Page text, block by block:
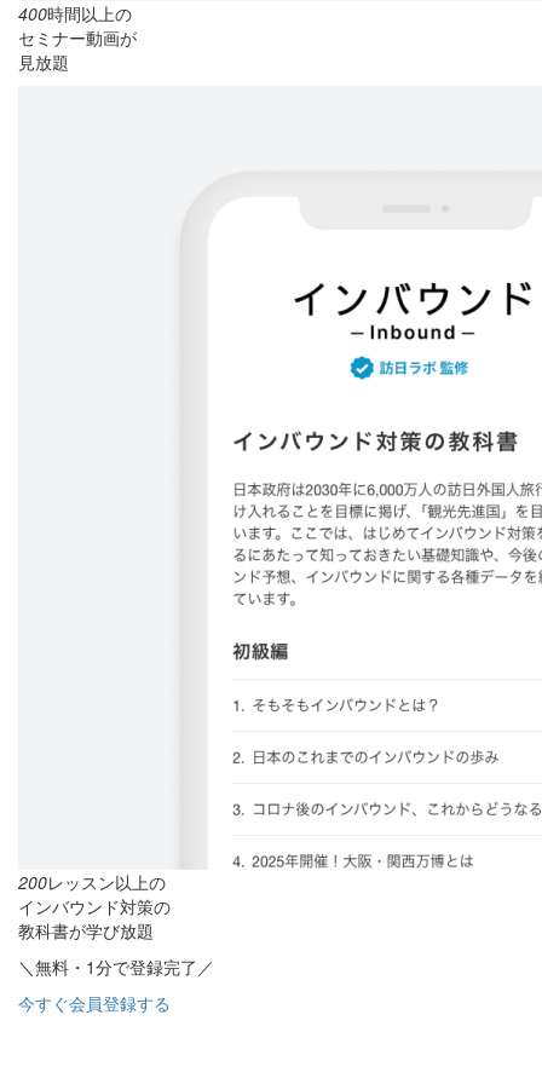
400時間以上の
セミナー動画が
見放題
200レッスン以上の
インバウンド対策の
教科書が学び放題
＼無料・1分で登録完了／
今すぐ会員登録する